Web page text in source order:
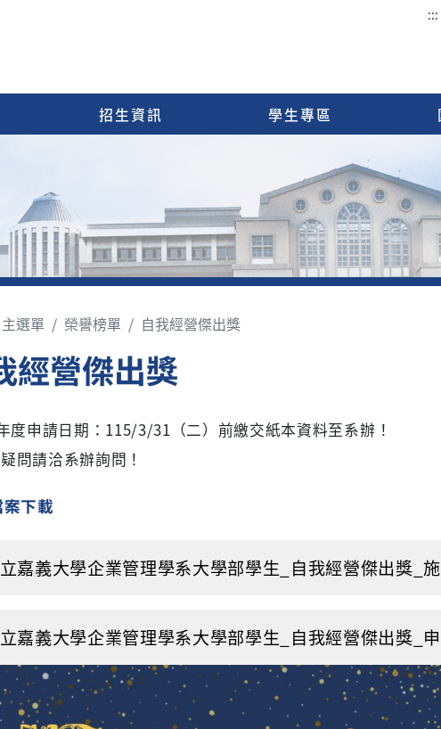
:::
招生資訊 學生專區
主選單 榮譽榜單 自我經營傑出獎
經營傑出獎
度申請日期：115/3/31（二）前繳交紙本資料至系辦！
問請洽系辦詢問！
下載
嘉義大學企業管理學系大學部學生_自我經營傑出獎_
嘉義大學企業管理學系大學部學生_自我經營傑出獎_